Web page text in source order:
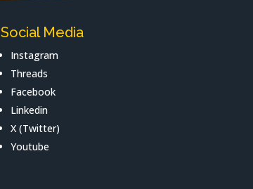
Social Media
Instagram
Threads
Facebook
Linkedin
X (Twitter)
Youtube